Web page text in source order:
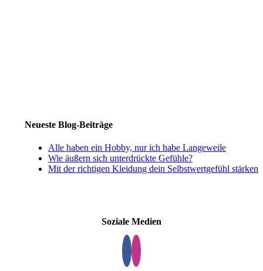
Neueste Blog-Beiträge
Alle haben ein Hobby, nur ich habe Langeweile
Wie äußern sich unterdrückte Gefühle?
Mit der richtigen Kleidung dein Selbstwertgefühl stärken
Soziale Medien